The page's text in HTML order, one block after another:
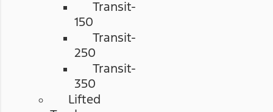
Transit-
150
Transit-
250
Transit-
350
Lifted